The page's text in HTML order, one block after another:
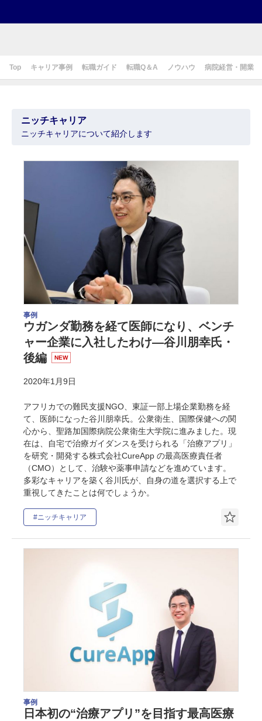
Top キャリア事例 転職ガイド 転職Q＆A ノウハウ 病院経営・開業
ニッチキャリア
ニッチキャリアについて紹介します
事例
ウガンダ勤務を経て医師になり、ベンチ
ャー企業に入社したわけ―谷川朋幸氏・
後編
NEW
2020年1月9日
アフリカでの難民支援NGO、東証一部上場企業勤務を経
て、医師になった谷川朋幸氏。公衆衛生、国際保健への関
心から、聖路加国際病院公衆衛生大学院に進みました。現
在は、自宅で治療ガイダンスを受けられる「治療アプリ」
を研究・開発する株式会社CureApp の最高医療責任者
（CMO）として、治験や薬事申請などを進めています。
多彩なキャリアを築く谷川氏が、自身の道を選択する上で
重視してきたことは何でしょうか。
#ニッチキャリア
事例
日本初の“治療アプリ”を目指す最高医療